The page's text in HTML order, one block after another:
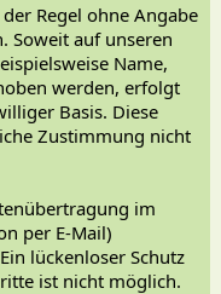
Regel ohne Angabe
Soweit auf unseren
Name,
werden, erfolgt
Basis. Diese
Zustimmung nicht
im
per E-Mail)
lückenloser Schutz
ist nicht möglich.